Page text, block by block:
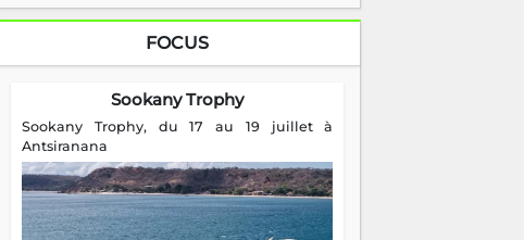
FOCUS
Sookany Trophy
Sookany Trophy, du 17 au 19 juillet à
Antsiranana